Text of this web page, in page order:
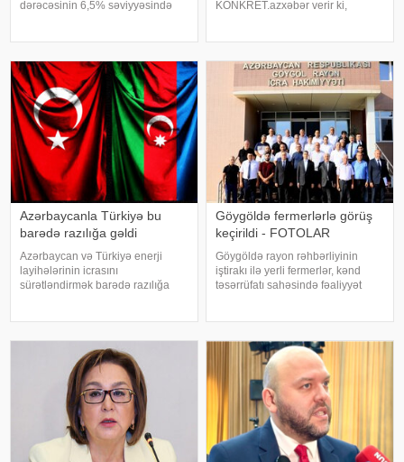
dərəcəsinin 6,5% səviyyəsində
görə, faiz dəhlizinin aşağı həddi
5,5%, yuxar
KONKRET.azxəbər verir ki,
markalı neftin bir barreli is
Azərbaycanla Türkiyə bu
barədə razılığa gəldi
Azərbaycan və Türkiyə enerji
layihələrinin icrasını
sürətləndirmək barədə razılığa
hesabında yazıb. "İstanbuld
Göygöldə fermerlərlə görüş
keçirildi - FOTOLAR
Göygöldə rayon rəhbərliyinin
iştirakı ilə yerli fermerlər, kənd
təsərrüfatı sahəsində fəaliyyət
xəbər verir ki, görüşdə çıxı